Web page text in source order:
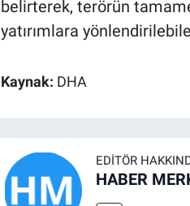
belirterek, terörün
yatırımlara
Kaynak: DHA
EDITÖR
HABER